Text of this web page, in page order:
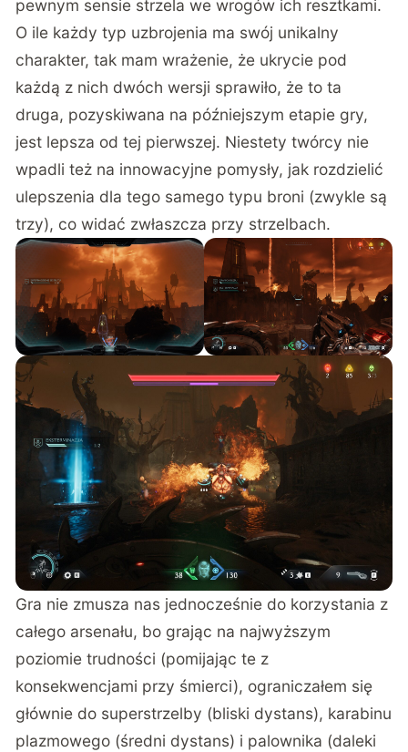
pewnym sensie strzela we wrogów ich resztkami.
O ile każdy typ uzbrojenia ma swój unikalny
charakter, tak mam wrażenie, że ukrycie pod
każdą z nich dwóch wersji sprawiło, że to ta
druga, pozyskiwana na późniejszym etapie gry,
jest lepsza od tej pierwszej. Niestety twórcy nie
wpadli też na innowacyjne pomysły, jak rozdzielić
ulepszenia dla tego samego typu broni (zwykle są
trzy), co widać zwłaszcza przy strzelbach.
Gra nie zmusza nas jednocześnie do korzystania z
całego arsenału, bo grając na najwyższym
poziomie trudności (pomijając te z
konsekwencjami przy śmierci), ograniczałem się
głównie do superstrzelby (bliski dystans), karabinu
plazmowego (średni dystans) i palownika (daleki